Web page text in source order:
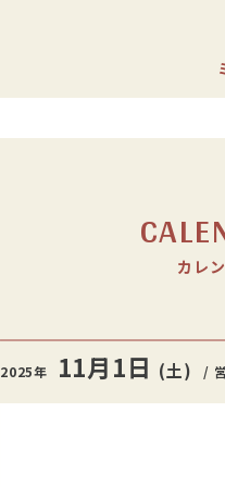
カレ
2025年 11月1日 (土) /